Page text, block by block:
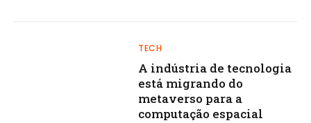
TECH
A indústria de tecnologia
está migrando do
metaverso para a
computação espacial